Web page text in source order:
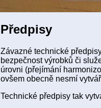
Předpisy
Závazné technické
bezpečnost výrobků či
úrovni (přejímání
ovšem obecně nesmí
Technické předpisy tak